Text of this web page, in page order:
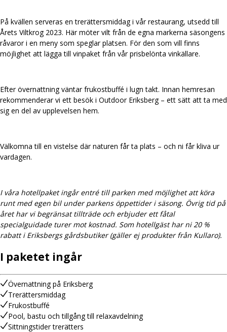
På kvällen serveras en trerättersmiddag i vår restaurang, utsedd till
Årets Viltkrog 2023. Här möter vilt från de egna markerna säsongens
råvaror i en meny som speglar platsen. För den som vill finns
möjlighet att lägga till vinpaket från vår prisbelönta vinkällare.
Efter övernattning väntar frukostbuffé i lugn takt. Innan hemresan
rekommenderar vi ett besök i Outdoor Eriksberg – ett sätt att ta med
sig en del av upplevelsen hem.
Välkomna till en vistelse där naturen får ta plats – och ni får kliva ur
vardagen.
I våra hotellpaket ingår entré till parken med möjlighet att köra
runt med egen bil under parkens öppettider i säsong. Övrig tid på
året har vi begränsat tillträde och erbjuder ett fåtal
specialguidade turer mot kostnad. Som hotellgäst har ni 20 %
rabatt i Eriksbergs gårdsbutiker (gäller ej produkter från Kullaro).
I paketet ingår
Övernattning på Eriksberg
Trerättersmiddag
Frukostbuffé
Pool, bastu och tillgång till relaxavdelning
Sittningstider trerätters